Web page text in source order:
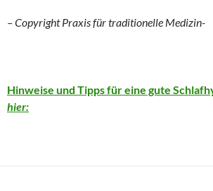
– Copyright Praxis für traditionelle Medizin-
Hinweise und Tipps für eine gute
hier: